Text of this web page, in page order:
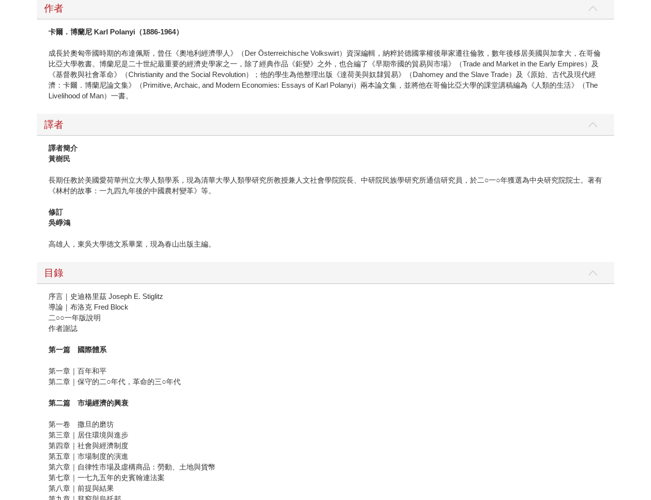
作者
卡爾．博蘭尼 Karl Polanyi（1886-1964）
成長於奧匈帝國時期的布達佩斯，曾任《奧地利經濟學人》（Der Österreichische Volkswirt）資深編輯，納粹於德國掌權後舉家遷往倫敦，數年後移居美國與加拿大，在哥倫
比亞大學教書。博蘭尼是二十世紀最重要的經濟史學家之一，除了經典作品《鉅變》之外，也合編了《早期帝國的貿易與市場》（Trade and Market in the Early Empires）及
《基督教與社會革命》（Christianity and the Social Revolution）；他的學生為他整理出版《達荷美與奴隸貿易》（Dahomey and the Slave Trade）及《原始、古代及現代經
濟：卡爾．博蘭尼論文集》（Primitive, Archaic, and Modern Economies: Essays of Karl Polanyi）兩本論文集，並將他在哥倫比亞大學的課堂講稿編為《人類的生活》（The
Livelihood of Man）一書。
譯者
譯者簡介
黃樹民
長期任教於美國愛荷華州立大學人類學系，現為清華大學人類學研究所教授兼人文社會學院院長、中研院民族學研究所通信研究員，於二○一○年獲選為中央研究院院士。著有
《林村的故事：一九四九年後的中國農村變革》等。
修訂
吳崢鴻
高雄人，東吳大學德文系畢業，現為春山出版主編。
目錄
序言｜史迪格里茲 Joseph E. Stiglitz
導論｜布洛克 Fred Block
二○○一年版說明
作者謝誌
第一篇 國際體系
第一章｜百年和平
第二章｜保守的二○年代，革命的三○年代
第二篇 市場經濟的興衰
第一卷 撒旦的磨坊
第三章｜居住環境與進步
第四章｜社會與經濟制度
第五章｜市場制度的演進
第六章｜自律性市場及虛構商品：勞動、土地與貨幣
第七章｜一七九五年的史賓翰連法案
第八章｜前提與結果